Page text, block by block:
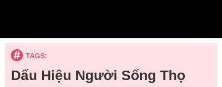
TAGS:
Dấu Hiệu Người Sống Thọ